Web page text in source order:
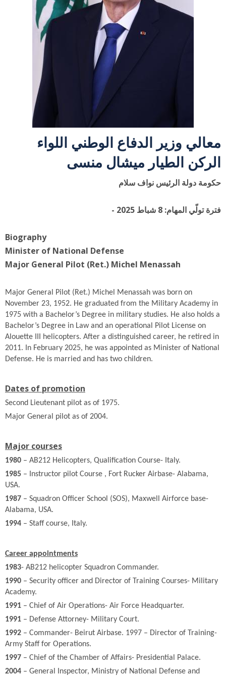
معالي وزير الدفاع الوطني اللواء
الركن الطيار ميشال منسى
حكومة دولة الرئيس نواف سلام
فترة تولّي المهام: 8 شباط 2025 -
Biography
Minister of National Defense
Major General Pilot (Ret.) Michel Menassah
Major General Pilot (Ret.) Michel Menassah was born on
November 23, 1952. He graduated from the Military Academy in
1975 with a Bachelor’s Degree in military studies. He also holds a
Bachelor’s Degree in Law and an operational Pilot License on
Alouette III helicopters. After a distinguished career, he retired in
2011. In February 2025, he was appointed as Minister of National
Defense. He is married and has two children.
Dates of promotion
Second Lieutenant pilot as of 1975.
Major General pilot as of 2004.
Major courses
1980 – AB212 Helicopters, Qualification Course- Italy.
1985 – Instructor pilot Course , Fort Rucker Airbase- Alabama,
USA.
1987 – Squadron Officer School (SOS), Maxwell Airforce base-
Alabama, USA.
1994 – Staff course, Italy.
Career appointments
1983- AB212 helicopter Squadron Commander.
1990 – Security officer and Director of Training Courses- Military
Academy.
1991 – Chief of Air Operations- Air Force Headquarter.
1991 – Defense Attorney- Military Court.
1992 – Commander- Beirut Airbase. 1997 – Director of Training-
Army Staff for Operations.
1997 – Chief of the Chamber of Affairs- Presidential Palace.
2004 – General Inspector, Ministry of National Defense and